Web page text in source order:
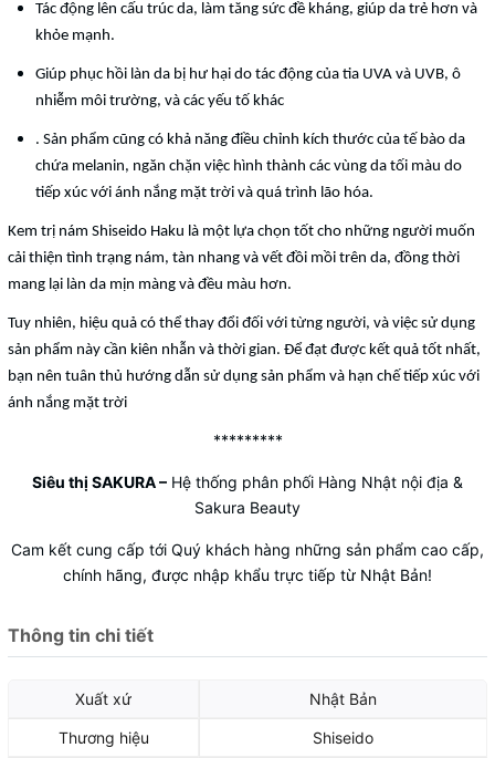
Tác động lên cấu trúc da, làm tăng sức đề kháng, giúp da trẻ hơn và
khỏe mạnh.
Giúp phục hồi làn da bị hư hại do tác động của tia UVA và UVB, ô
nhiễm môi trường, và các yếu tố khác
. Sản phẩm cũng có khả năng điều chỉnh kích thước của tế bào da
chứa melanin, ngăn chặn việc hình thành các vùng da tối màu do
tiếp xúc với ánh nắng mặt trời và quá trình lão hóa.
Kem trị nám Shiseido Haku là một lựa chọn tốt cho những người muốn
cải thiện tình trạng nám, tàn nhang và vết đồi mồi trên da, đồng thời
mang lại làn da mịn màng và đều màu hơn.
Tuy nhiên, hiệu quả có thể thay đổi đối với từng người, và việc sử dụng
sản phẩm này cần kiên nhẫn và thời gian. Để đạt được kết quả tốt nhất,
bạn nên tuân thủ hướng dẫn sử dụng sản phẩm và hạn chế tiếp xúc với
ánh nắng mặt trời
*********
Siêu thị SAKURA– Hệ thống phân phối Hàng Nhật nội địa &
Sakura Beauty
Cam kết cung cấp tới Quý khách hàng những sản phẩm cao cấp,
chính hãng, được nhập khẩu trực tiếp từ Nhật Bản!
Thông tin chi tiết
Xuất xứ Nhật Bản
Thương hiệu Shiseido